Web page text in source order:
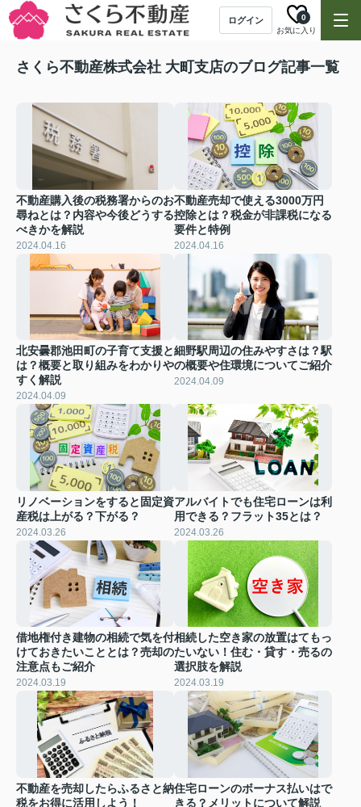
ログイン
お気に入り
0
さくら不動産株式会社 大町支店のブログ記事一覧
不動産購入後の税務署からのお
尋ねとは？内容や今後どうする
べきかを解説
2024.04.16
不動産売却で使える3000万円
控除とは？税金が非課税になる
要件と特例
2024.04.16
北安曇郡池田町の子育て支援と
は？概要と取り組みをわかりや
すく解説
2024.04.09
細野駅周辺の住みやすさは？駅
の概要や住環境についてご紹介
2024.04.09
リノベーションをすると固定資
産税は上がる？下がる？
2024.03.26
アルバイトでも住宅ローンは利
用できる？フラット35とは？
2024.03.26
借地権付き建物の相続で気を付
けておきたいこととは？売却の
注意点もご紹介
2024.03.19
相続した空き家の放置はてもっ
たいない！住む・貸す・売るの
選択肢を解説
2024.03.19
不動産を売却したらふるさと納
税をお得に活用しよう！
住宅ローンのボーナス払いはで
きる？メリットについて解説